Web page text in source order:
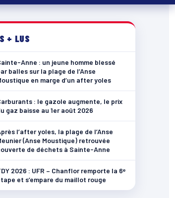
+ LUS
Anne : un jeune homme blessé
balles sur la plage de l’Anse
en marge d’un after yoles
: le gazole augmente, le prix
gaz baisse au 1er août 2026
l’after yoles, la plage de l’Anse
(Anse Moustique) retrouvée
de déchets à Sainte-Anne
2026 : UFR – Chanflor remporte la 6ᵉ
et s’empare du maillot rouge